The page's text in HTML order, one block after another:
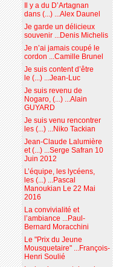
Il y a du D’Artagnan
dans (...) ...Alex Daunel
Je garde un délicieux
souvenir ...Denis Michelis
Je n’ai jamais coupé le
cordon ...Camille Brunel
Je suis content d’être
le (...) ...Jean-Luc
Je suis revenu de
Nogaro, (...) ...Alain
GUYARD
Je suis venu rencontrer
les (...) ...Niko Tackian
Jean-Claude Lalumière
et (...) ...Serge Safran 10
Juin 2012
L’équipe, les lycéens,
les (...) ...Pascal
Manoukian Le 22 Mai
2016
La convivialité et
l’ambiance ...Paul-
Bernard Moracchini
Le "Prix du Jeune
Mousquetaire" ...François-
Henri Soulié